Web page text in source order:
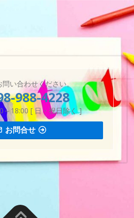
問い合わせください。
988-4228
～18:00 [ 日・祝日除く ]
お問合せ